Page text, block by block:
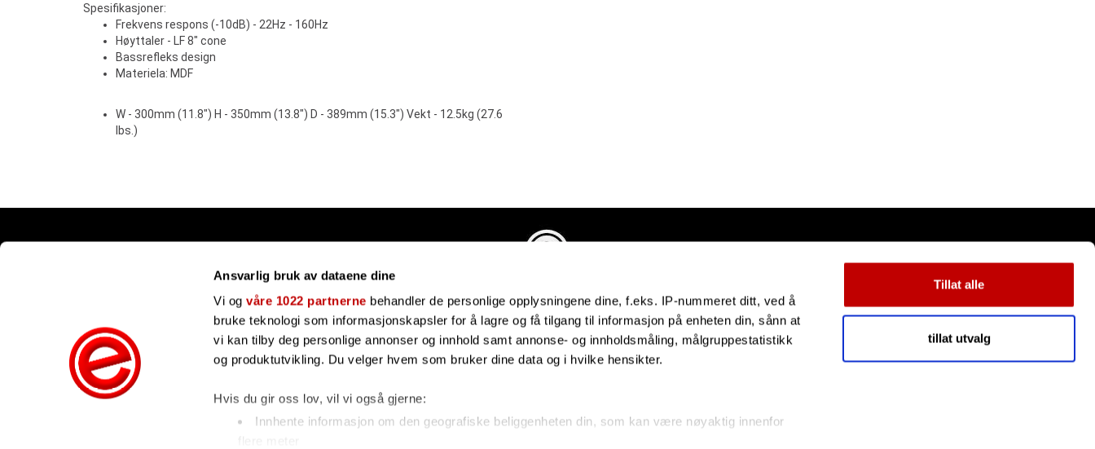
Ansvarlig bruk av dataene dine
Vi ogvåre 1022 partnerne behandler de personlige opplysningene dine, f.eks. IP-nummeret ditt, ved å
bruke teknologi som informasjonskapsler for å lagre og få tilgang til informasjon på enheten din, sånn at
vi kan tilby deg personlige annonser og innhold samt annonse- og innholdsmåling, målgruppestatistikk
og produktutvikling. Du velger hvem som bruker dine data og i hvilke hensikter.
Hvis du gir oss lov, vil vi også gjerne:
Innhente informasjon om den geografiske beliggenheten din, som kan være nøyaktig innenfor
flere meter
Tillat alle
tillat utvalg
Spesifikasjoner:
Frekvens respons (-10dB) - 22Hz - 160Hz
Høyttaler - LF 8" cone
Bassrefleks design
Materiela: MDF
W - 300mm (11.8") H - 350mm (13.8") D - 389mm (15.3") Vekt - 12.5kg (27.6
lbs.)
Bli forhandler
Ofte stilte spørsmål
Industriveien 4
4879 Grimstad
Organisasjonsnummer: 991434461